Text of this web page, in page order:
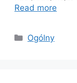
Read more
Categories
Ogólny